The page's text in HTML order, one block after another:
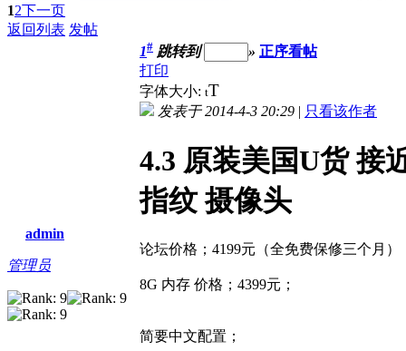
12下一页
返回列表 发帖
admin
管理员
1# 跳转到 » 正序看帖
打印
字体大小: tT
发表于 2014-4-3 20:29 | 只看该作者
4.3 原装美国U货 接
指纹 摄像头
论坛价格；4199元（全免费保修三个月）
8G 内存 价格；4399元；
简要中文配置；